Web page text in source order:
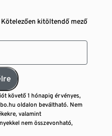
kitöltendő mező
követő 1 hónapig érvényes,
oldalon beváltható. Nem
valamint
nem összevonható,